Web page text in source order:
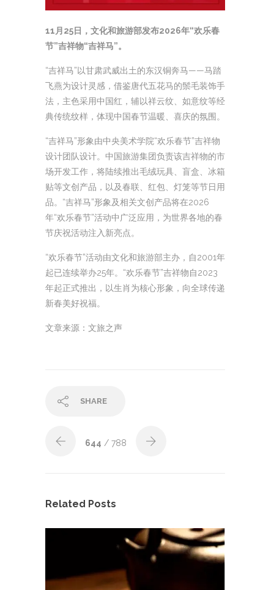
11月25日，文化和旅游部发布2026年“欢乐春
节”吉祥物“吉祥马”。
“吉祥马”以甘肃武威出土的东汉铜奔马——马踏
飞燕为设计灵感，借鉴唐代五花马的鬃毛装饰手
法，主色采用中国红，辅以祥云纹、如意纹等经
典传统纹样，体现中国春节温暖、喜庆的氛围。
“吉祥马”形象由中央美术学院“欢乐春节”吉祥物
设计团队设计。中国旅游集团负责该吉祥物的市
场开发工作，将陆续推出毛绒玩具、盲盒、冰箱
贴等文创产品，以及春联、红包、灯笼等节日用
品。“吉祥马”形象及相关文创产品将在2026
年“欢乐春节”活动中广泛应用，为世界各地的春
节庆祝活动注入新亮点。
“欢乐春节”活动由文化和旅游部主办，自2001年
起已连续举办25年。“欢乐春节”吉祥物自2023
年起正式推出，以生肖为核心形象，向全球传递
新春美好祝福。
文章来源：文旅之声
SHARE
644 / 788
Related Posts